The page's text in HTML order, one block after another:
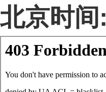
北京时间: